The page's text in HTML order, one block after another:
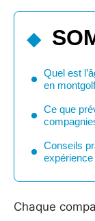
Quel est
en
Ce que
Conseils
Chaque